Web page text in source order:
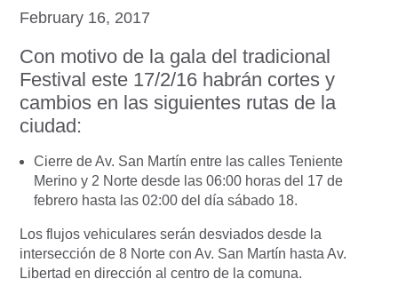
February 16, 2017
Con motivo de la gala del tradicional
Festival este 17/2/16 habrán cortes y
cambios en las siguientes rutas de la
ciudad:
Cierre de Av. San Martín entre las calles Teniente
Merino y 2 Norte desde las 06:00 horas del 17 de
febrero hasta las 02:00 del día sábado 18.
Los flujos vehiculares serán desviados desde la
intersección de 8 Norte con Av. San Martín hasta Av.
Libertad en dirección al centro de la comuna.